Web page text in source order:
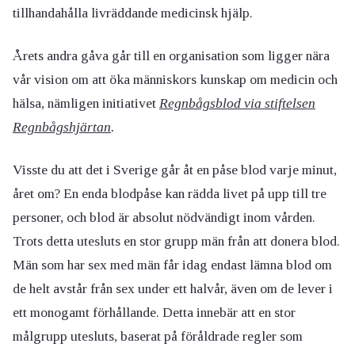
tillhandahålla livräddande medicinsk hjälp.
Årets andra gåva går till en organisation som ligger nära
vår vision om att öka människors kunskap om medicin och
hälsa, nämligen initiativet Regnbågsblod via stiftelsen
Regnbågshjärtan.
Visste du att det i Sverige går åt en påse blod varje minut,
året om? En enda blodpåse kan rädda livet på upp till tre
personer, och blod är absolut nödvändigt inom vården.
Trots detta utesluts en stor grupp män från att donera blod.
Män som har sex med män får idag endast lämna blod om
de helt avstår från sex under ett halvår, även om de lever i
ett monogamt förhållande. Detta innebär att en stor
målgrupp utesluts, baserat på föråldrade regler som